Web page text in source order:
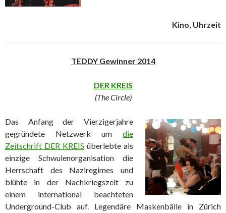
Kino, Uhrzeit
TEDDY Gewinner 2014
DER KREIS
(The Circle)
Das Anfang der Vierzigerjahre
gegründete Netzwerk um die
Zeitschrift DER KREIS überlebte als
einzige Schwulenorganisation die
Herrschaft des Naziregimes und
blühte in der Nachkriegszeit zu
einem international beachteten
Underground-Club auf. Legendäre Maskenbälle in Zürich